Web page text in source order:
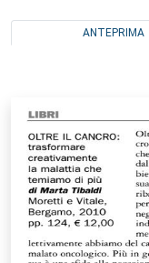
ANTEPRIMA